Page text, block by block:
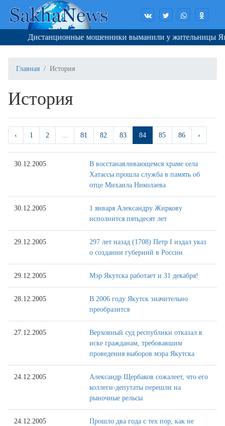
Дистанционные мошенники выманили у жительницы
Главная История
История
‹ 1 2 ... 81 82 83 84 85 86 ›
30.12.2005
В восстанавливающемся храме села
Хатассы прошла служба в память об
отце Михаила Николаева
30.12.2005
1 января Александру Жиркову
исполнится пятьдесят лет
29.12.2005
297 лет назад (1708) Петр I издал указ
о создании губерний в России
29.12.2005 Мэр Якутска работает и 31 декабря!
28.12.2005
В 2006 году Якутск значительно
преобразится
27.12.2005
Верховный суд республики отказал в
иске гражданам, требовавшим
проведения выборов мэра Якутска
24.12.2005
Александр Щербаков сожалеет, что его
коллеги-депутаты перешли на
рыночные рельсы
24.12.2005
Прошло два года с тех пор, как не